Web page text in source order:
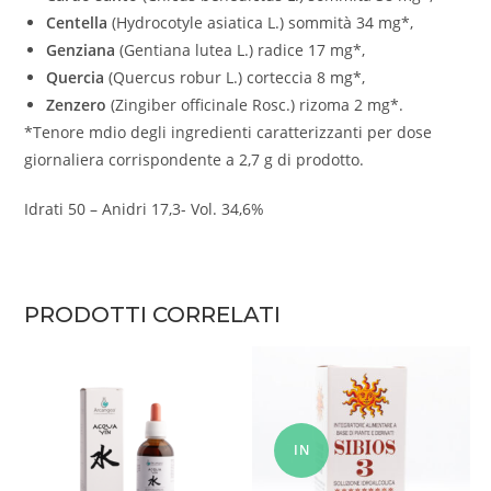
Centella (Hydrocotyle asiatica L.) sommità 34 mg*,
Genziana (Gentiana lutea L.) radice 17 mg*,
Quercia (Quercus robur L.) corteccia 8 mg*,
Zenzero (Zingiber officinale Rosc.) rizoma 2 mg*.
*Tenore mdio degli ingredienti caratterizzanti per dose
giornaliera corrispondente a 2,7 g di prodotto.
Idrati 50 – Anidri 17,3- Vol. 34,6%
PRODOTTI CORRELATI
IN